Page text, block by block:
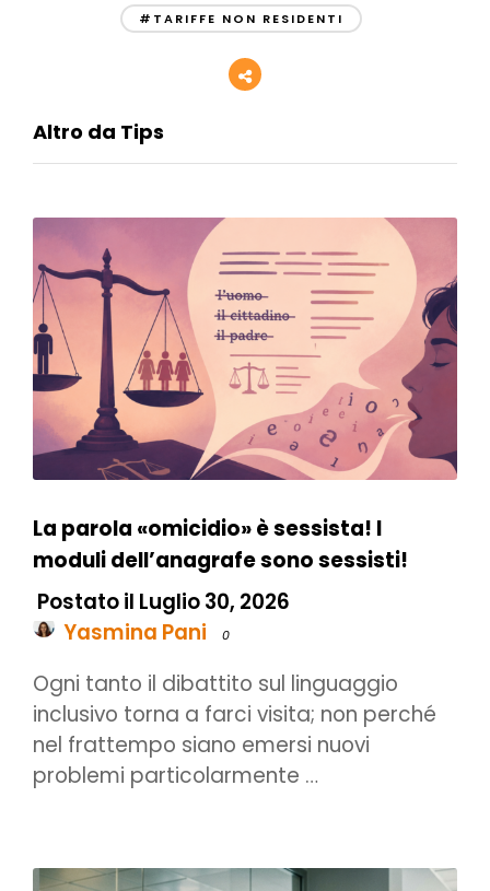
#TARIFFE NON RESIDENTI
Altro da Tips
La parola «omicidio» è sessista! I
moduli dell’anagrafe sono sessisti!
Postato il Luglio 30, 2026
Yasmina Pani
0
Ogni tanto il dibattito sul linguaggio
inclusivo torna a farci visita; non perché
nel frattempo siano emersi nuovi
problemi particolarmente …